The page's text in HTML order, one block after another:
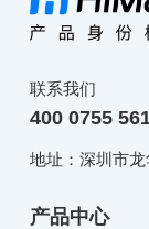
联系我们
400 0755
地址：深圳市
产品中心